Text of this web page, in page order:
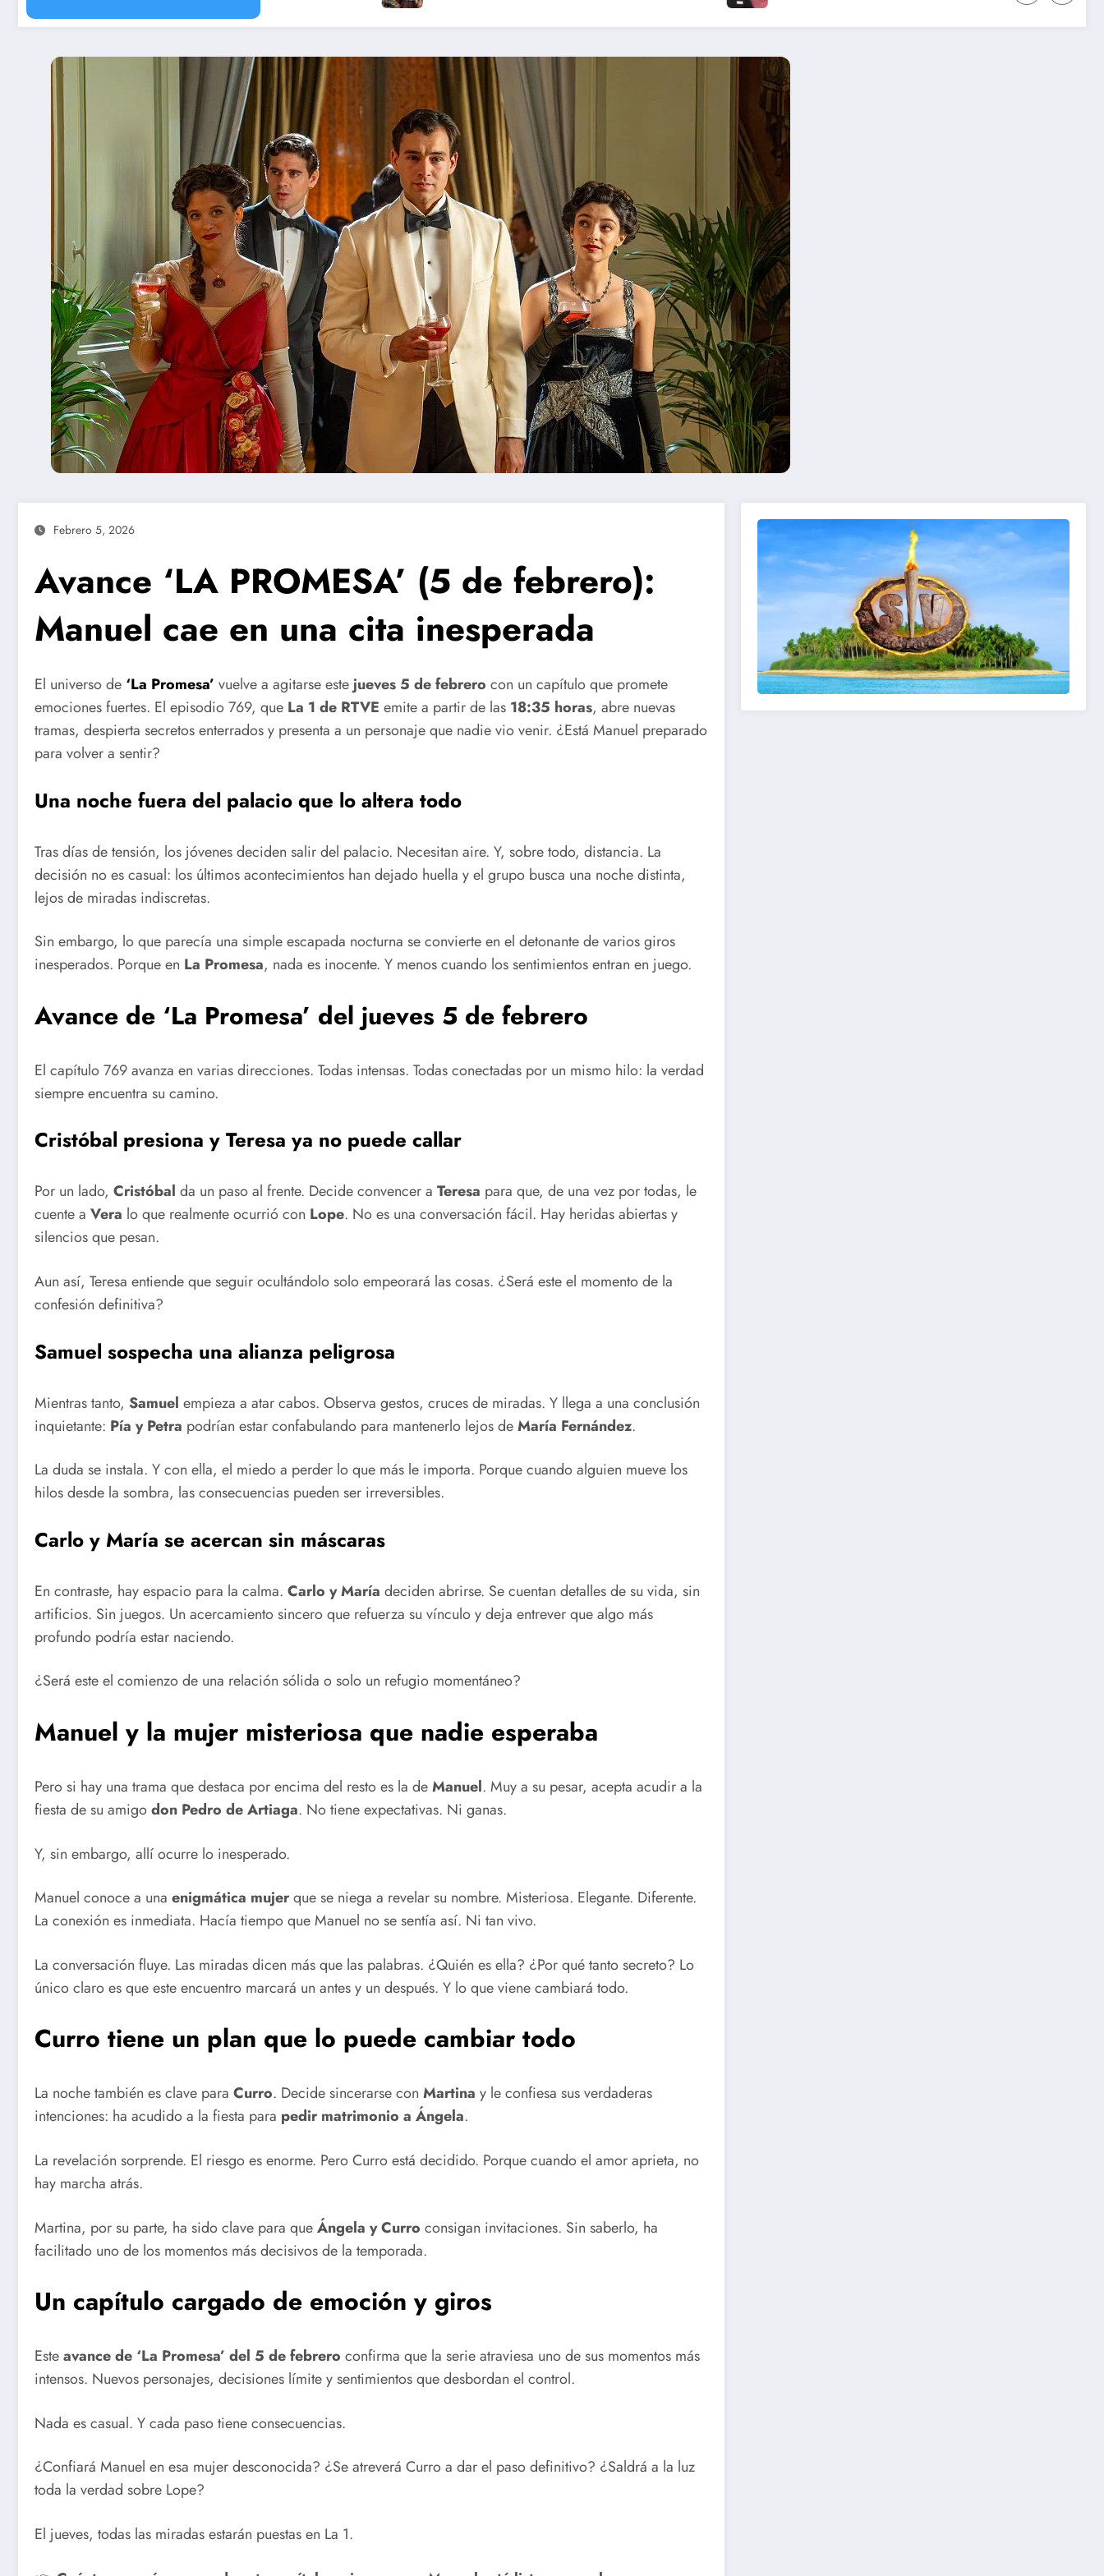
Febrero 5, 2026
Avance ‘LA PROMESA’ (5 de febrero):
Manuel cae en una cita inesperada
El universo de ‘La Promesa’ vuelve a agitarse este jueves 5 de febrero con un capítulo que promete
emociones fuertes. El episodio 769, que La 1 de RTVE emite a partir de las 18:35 horas, abre nuevas
tramas, despierta secretos enterrados y presenta a un personaje que nadie vio venir. ¿Está Manuel preparado
para volver a sentir?
Una noche fuera del palacio que lo altera todo
Tras días de tensión, los jóvenes deciden salir del palacio. Necesitan aire. Y, sobre todo, distancia. La
decisión no es casual: los últimos acontecimientos han dejado huella y el grupo busca una noche distinta,
lejos de miradas indiscretas.
Sin embargo, lo que parecía una simple escapada nocturna se convierte en el detonante de varios giros
inesperados. Porque en La Promesa, nada es inocente. Y menos cuando los sentimientos entran en juego.
Avance de ‘La Promesa’ del jueves 5 de febrero
El capítulo 769 avanza en varias direcciones. Todas intensas. Todas conectadas por un mismo hilo: la verdad
siempre encuentra su camino.
Cristóbal presiona y Teresa ya no puede callar
Por un lado, Cristóbal da un paso al frente. Decide convencer a Teresa para que, de una vez por todas, le
cuente a Vera lo que realmente ocurrió con Lope. No es una conversación fácil. Hay heridas abiertas y
silencios que pesan.
Aun así, Teresa entiende que seguir ocultándolo solo empeorará las cosas. ¿Será este el momento de la
confesión definitiva?
Samuel sospecha una alianza peligrosa
Mientras tanto, Samuel empieza a atar cabos. Observa gestos, cruces de miradas. Y llega a una conclusión
inquietante: Pía y Petra podrían estar confabulando para mantenerlo lejos deMaría Fernández.
La duda se instala. Y con ella, el miedo a perder lo que más le importa. Porque cuando alguien mueve los
hilos desde la sombra, las consecuencias pueden ser irreversibles.
Carlo y María se acercan sin máscaras
En contraste, hay espacio para la calma. Carlo y María deciden abrirse. Se cuentan detalles de su vida, sin
artificios. Sin juegos. Un acercamiento sincero que refuerza su vínculo y deja entrever que algo más
profundo podría estar naciendo.
¿Será este el comienzo de una relación sólida o solo un refugio momentáneo?
Manuel y la mujer misteriosa que nadie esperaba
Pero si hay una trama que destaca por encima del resto es la deManuel. Muy a su pesar, acepta acudir a la
fiesta de su amigodon Pedro de Artiaga. No tiene expectativas. Ni ganas.
Y, sin embargo, allí ocurre lo inesperado.
Manuel conoce a una enigmática mujerque se niega a revelar su nombre. Misteriosa. Elegante. Diferente.
La conexión es inmediata. Hacía tiempo que Manuel no se sentía así. Ni tan vivo.
La conversación fluye. Las miradas dicen más que las palabras. ¿Quién es ella? ¿Por qué tanto secreto? Lo
único claro es que este encuentro marcará un antes y un después. Y lo que viene cambiará todo.
Curro tiene un plan que lo puede cambiar todo
La noche también es clave para Curro. Decide sincerarse con Martina y le confiesa sus verdaderas
intenciones: ha acudido a la fiesta para pedir matrimonio a Ángela.
La revelación sorprende. El riesgo es enorme. Pero Curro está decidido. Porque cuando el amor aprieta, no
hay marcha atrás.
Martina, por su parte, ha sido clave para queÁngela y Curro consigan invitaciones. Sin saberlo, ha
facilitado uno de los momentos más decisivos de la temporada.
Un capítulo cargado de emoción y giros
Esteavance de ‘La Promesa’ del 5 de febrero confirma que la serie atraviesa uno de sus momentos más
intensos. Nuevos personajes, decisiones límite y sentimientos que desbordan el control.
Nada es casual. Y cada paso tiene consecuencias.
¿Confiará Manuel en esa mujer desconocida? ¿Se atreverá Curro a dar el paso definitivo? ¿Saldrá a la luz
toda la verdad sobre Lope?
El jueves, todas las miradas estarán puestas en La 1.